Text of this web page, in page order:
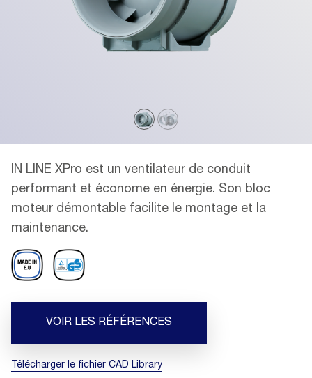
IN LINE XPro est un ventilateur de conduit
performant et économe en énergie. Son bloc
moteur démontable facilite le montage et la
maintenance.
VOIR LES RÉFÉRENCES
Télécharger le fichier CAD Library